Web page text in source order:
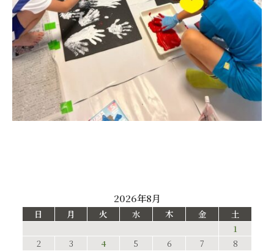
2026年8月
日 月 火 水 木 金
土
1
2
3 4 5 6 7
8